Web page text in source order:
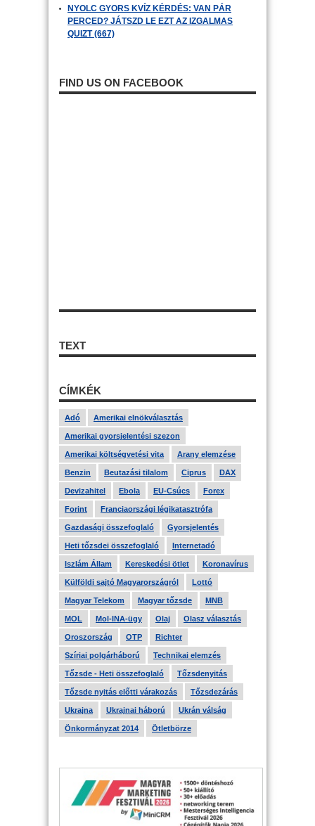
NYOLC GYORS KVÍZ KÉRDÉS: VAN PÁR
PERCED? JÁTSZD LE EZT AZ IZGALMAS
QUIZT (667)
FIND US ON FACEBOOK
TEXT
CÍMKÉK
Adó Amerikai elnökválasztás
Amerikai gyorsjelentési szezon
Amerikai költségvetési vita Arany elemzése
Benzin Beutazási tilalom Ciprus DAX
Devizahitel Ebola EU-Csúcs Forex
Forint Franciaországi légikatasztrófa
Gazdasági összefoglaló Gyorsjelentés
Heti tőzsdei összefoglaló Internetadó
Iszlám Állam Kereskedési ötlet Koronavírus
Külföldi sajtó Magyarországról Lottó
Magyar Telekom Magyar tőzsde MNB
MOL Mol-INA-ügy Olaj Olasz választás
Oroszország OTP Richter
Szíriai polgárháború Technikai elemzés
Tőzsde - Heti összefoglaló Tőzsdenyitás
Tőzsde nyitás előtti várakozás Tőzsdezárás
Ukrajna Ukrajnai háború Ukrán válság
Önkormányzat 2014 Ötletbörze